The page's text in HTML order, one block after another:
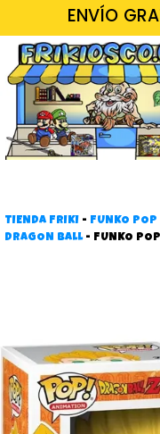
ENVÍO
TIENDA FRIKI - FUNKO POP
DRAGON BALL- FUNKO